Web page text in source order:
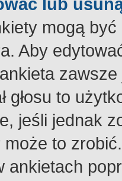
mogą
Aby
głosu to
jeśli jednak
może to
ankietach